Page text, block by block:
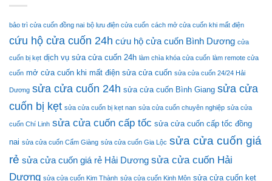
và
sửa
điện
bảo trì cửa cuốn đồng nai bộ lưu điện cửa cuốn cách mở cửa cuốn khi mất điện
cứu hộ cửa cuốn 24h cứu hộ cửa cuốn Bình Dương cửa
cuốn bị kẹt dịch vụ sửa cửa cuốn 24h làm chìa khóa cửa cuốn làm remote cửa
cuốn mở cửa cuốn khi mất điện sửa cửa cuốn sửa cửa cuốn 24/24 Hải
Dương sửa cửa cuốn 24h sửa cửa cuốn Bình Giang sửa cửa
cuốn bị kẹt sửa cửa cuốn bị kẹt nan sửa cửa cuốn chuyên nghiệp sửa cửa
cuốn Chí Linh sửa cửa cuốn cấp tốc sửa cửa cuốn cấp tốc đồng
nai sửa cửa cuốn Cẩm Giàng sửa cửa cuốn Gia Lộc sửa cửa cuốn giá
rẻ sửa cửa cuốn giá rẻ Hải Dương sửa cửa cuốn Hải
Dương sửa cửa cuốn Kim Thành sửa cửa cuốn Kinh Môn sửa cửa cuốn kẹt